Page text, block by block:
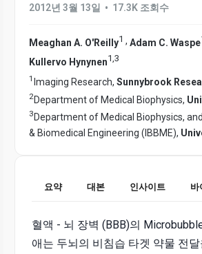
2012년 3월 13일 • 17.3K 조회수
Meaghan A. O'Reilly1 , Adam C. Waspe
Kullervo Hynynen1 3
1 Imaging Research, Sunnybrook
2Department of Medical Biophysics,
3 Department of Medical Biophysics,
& Biomedical Engineering (IBBME),
요약 대본 인사이트 바
혈액 - 뇌 장벽 (BBB)​​의
애는 두뇌의 비침습 타겟 약물 전